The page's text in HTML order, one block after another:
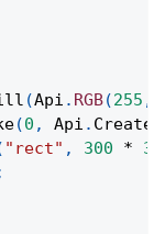
(Api . RGB(255 ,
(0 , Api .
"rect" , 300 *